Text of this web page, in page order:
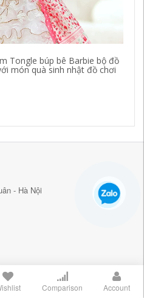
Tongle búp bê Barbie bộ đồ
món quà sinh nhật đồ chơi
- Hà Nội
ZALO CHAT
Comparison Account